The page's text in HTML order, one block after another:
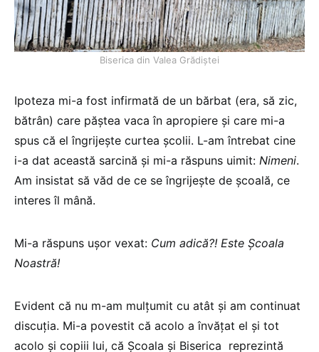
Biserica din Valea Grădiștei
Ipoteza mi-a fost infirmată de un bărbat (era, să zic,
bătrân) care păștea vaca în apropiere și care mi-a
spus că el îngrijește curtea școlii. L-am întrebat cine
i-a dat această sarcină și mi-a răspuns uimit: Nimeni.
Am insistat să văd de ce se îngrijește de școală, ce
interes îl mână.
Mi-a răspuns ușor vexat: Cum adică?! Este Școala
Noastră!
Evident că nu m-am mulțumit cu atât și am continuat
discuția. Mi-a povestit că acolo a învățat el și tot
acolo și copiii lui, că Școala și Biserica reprezintă